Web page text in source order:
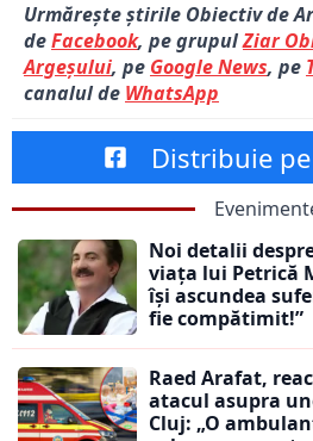
Urmărește știrile Obiectiv de
deFacebook, pe grupulZiar
Argeșului, pe Google News, pe
canalul de WhatsApp
Distribuie
Noi detalii
viața lui Petrică
își ascundea
fie compătimit!”
Raed Arafat,
atacul asupra
Cluj: „O